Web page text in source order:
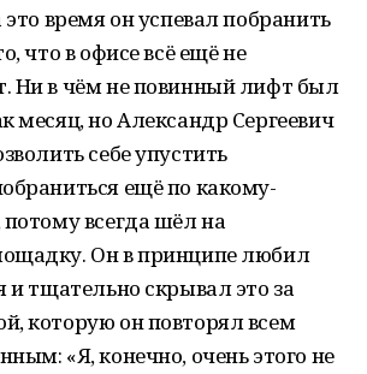
это время он успевал побранить
что в офисе всё ещё не
Ни в чём не повинный лифт был
месяц, но Александр Сергеевич
себе упустить
ещё по какому-
всегда шёл на
Он в принципе любил
и тщательно скрывал это за
которую он повторял всем
«Я, конечно, очень этого не